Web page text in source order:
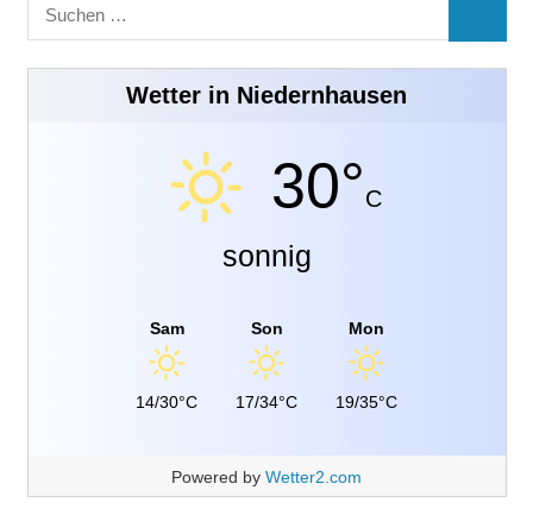
Suchen
nach:
Wetter in Niedernhausen
30°C
sonnig
Sam
14/30°C
Son
17/34°C
Mon
19/35°C
Powered by Wetter2.com